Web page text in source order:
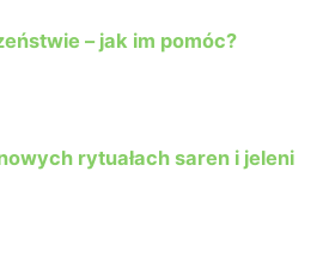
– jak im pomóc?
rytuałach saren i jeleni